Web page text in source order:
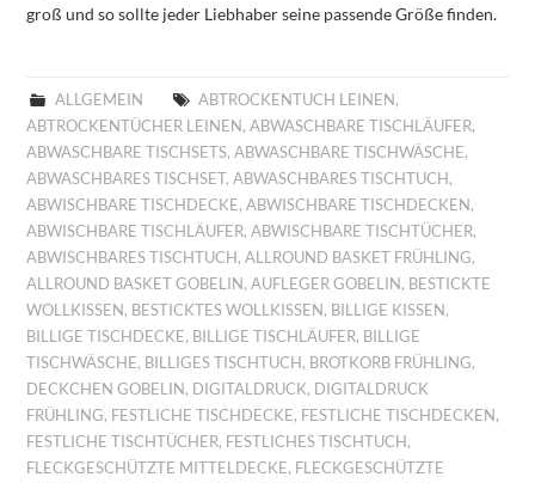
groß und so sollte jeder Liebhaber seine passende Größe finden.
ALLGEMEIN ABTROCKENTUCH LEINEN ,
ABTROCKENTÜCHER LEINEN ,ABWASCHBARE TISCHLÄUFER,
ABWASCHBARE TISCHSETS,ABWASCHBARE TISCHWÄSCHE,
ABWASCHBARES TISCHSET,ABWASCHBARES TISCHTUCH ,
ABWISCHBARE TISCHDECKE,ABWISCHBARE TISCHDECKEN ,
ABWISCHBARE TISCHLÄUFER,ABWISCHBARE TISCHTÜCHER,
ABWISCHBARES TISCHTUCH ,ALLROUND BASKET FRÜHLING,
ALLROUND BASKET GOBELIN ,AUFLEGER GOBELIN , BESTICKTE
WOLLKISSEN , BESTICKTES WOLLKISSEN , BILLIGE KISSEN ,
BILLIGE TISCHDECKE, BILLIGE TISCHLÄUFER, BILLIGE
TISCHWÄSCHE, BILLIGES TISCHTUCH , BROTKORB FRÜHLING,
DECKCHEN GOBELIN , DIGITALDRUCK, DIGITALDRUCK
FRÜHLING, FESTLICHE TISCHDECKE, FESTLICHE TISCHDECKEN ,
FESTLICHE TISCHTÜCHER, FESTLICHES TISCHTUCH ,
FLECKGESCHÜTZTE MITTELDECKE, FLECKGESCHÜTZTE